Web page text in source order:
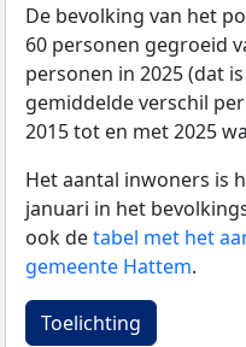
De bevolking van het
60 personen gegroeid
personen in 2025 (dat
gemiddelde verschil
2015 tot en met 2025
Het aantal inwoners is
januari in het
ook detabel met het
gemeente Hattem.
Toelichting